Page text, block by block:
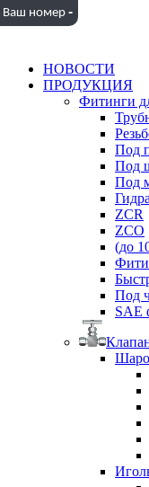
НОВОСТИ
ПРОДУКЦИЯ
Фитинги
Под
Под
Под
ZCR
ZCO
(до
Под
SAE
Ваш номер -